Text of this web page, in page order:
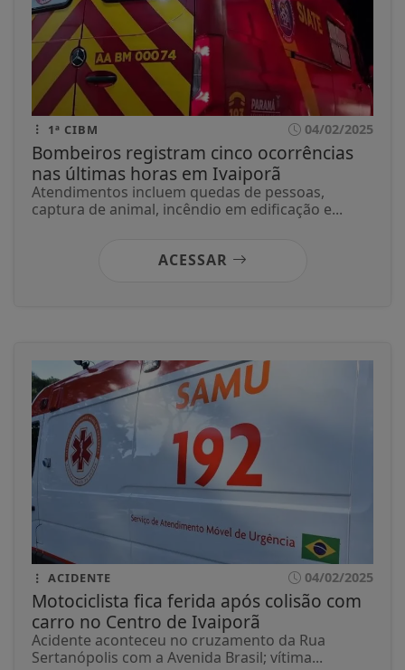
1ª CIBM 04/02/2025
Bombeiros registram cinco ocorrências
nas últimas horas em Ivaiporã
Atendimentos incluem quedas de pessoas,
captura de animal, incêndio em edificação e...
ACESSAR
ACIDENTE 04/02/2025
Motociclista fica ferida após colisão com
carro no Centro de Ivaiporã
Acidente aconteceu no cruzamento da Rua
Sertanópolis com a Avenida Brasil; vítima...